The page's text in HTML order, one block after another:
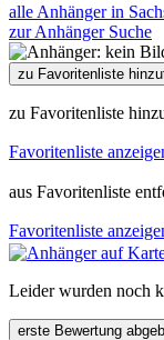
alle Anhänger in
zur Anhänger Suche
zu Favoritenliste
zu Favoritenliste
Favoritenliste
aus Favoritenliste
Favoritenliste
Leider wurden noch
erste Bewertung